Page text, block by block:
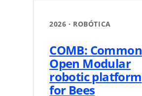
2026 · ROBÓTICA
COMB: Common
Open Modular
robotic platform
for Bees